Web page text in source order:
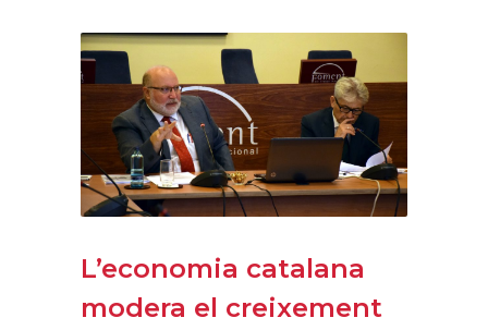
L’economia catalana
modera el creixement